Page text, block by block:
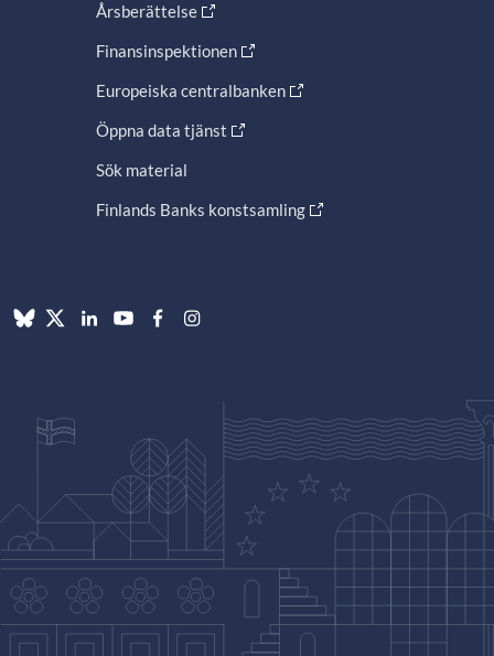
Årsberättelse
Finansinspektionen
Europeiska centralbanken
Öppna data tjänst
Sök material
Finlands Banks konstsamling